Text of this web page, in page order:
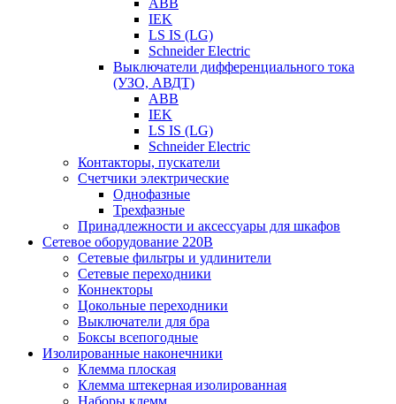
IEK
LS IS (LG)
Schneider Electric
Выключатели дифференциального тока
(УЗО, АВДТ)
ABB
IEK
LS IS (LG)
Schneider Electric
Контакторы, пускатели
Счетчики электрические
Однофазные
Трехфазные
Принадлежности и аксессуары для шкафов
Сетевое оборудование 220В
Сетевые фильтры и удлинители
Сетевые переходники
Коннекторы
Цокольные переходники
Выключатели для бра
Боксы всепогодные
Изолированные наконечники
Клемма плоская
Клемма штекерная изолированная
Наборы клемм